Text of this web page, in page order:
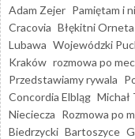
Adam Zejer Pamiętam i
Cracovia Błękitni Orneta
Lubawa Wojewódzki
Kraków rozmowa po
Przedstawiamy rywala
Concordia Elbląg Michał
Nieciecza Rozmowa po
Biedrzycki Bartoszyce